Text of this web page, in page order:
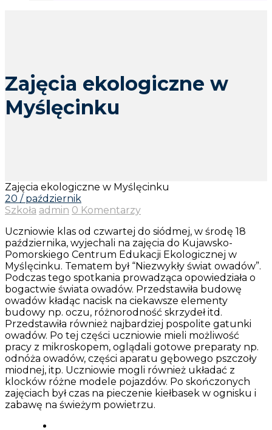
Zajęcia ekologiczne w
Myślęcinku
Zajęcia ekologiczne w Myślęcinku
20 / październik
Szkoła admin 0 Komentarzy
Uczniowie klas od czwartej do siódmej, w środę 18
października, wyjechali na zajęcia do Kujawsko-
Pomorskiego Centrum Edukacji Ekologicznej w
Myślęcinku. Tematem był “Niezwykły świat owadów”.
Podczas tego spotkania prowadząca opowiedziała o
bogactwie świata owadów. Przedstawiła budowę
owadów kładąc nacisk na ciekawsze elementy
budowy np. oczu, różnorodność skrzydeł itd.
Przedstawiła również najbardziej pospolite gatunki
owadów. Po tej części uczniowie mieli możliwość
pracy z mikroskopem, oglądali gotowe preparaty np.
odnóża owadów, części aparatu gębowego pszczoły
miodnej, itp. Uczniowie mogli również układać z
klocków różne modele pojazdów. Po skończonych
zajęciach był czas na pieczenie kiełbasek w ognisku i
zabawę na świeżym powietrzu.